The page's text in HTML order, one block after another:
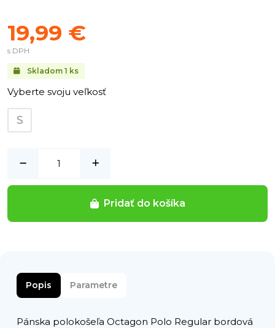
Skladom 1 ks
19,99 €
s DPH
Vyberte svoju veľkosť
S
Pridať do košíka
Popis Parametre
Pánska polokošeľa Octagon Polo Regular bordová